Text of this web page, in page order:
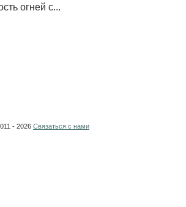
огней с...
- 2026 Связаться с нами